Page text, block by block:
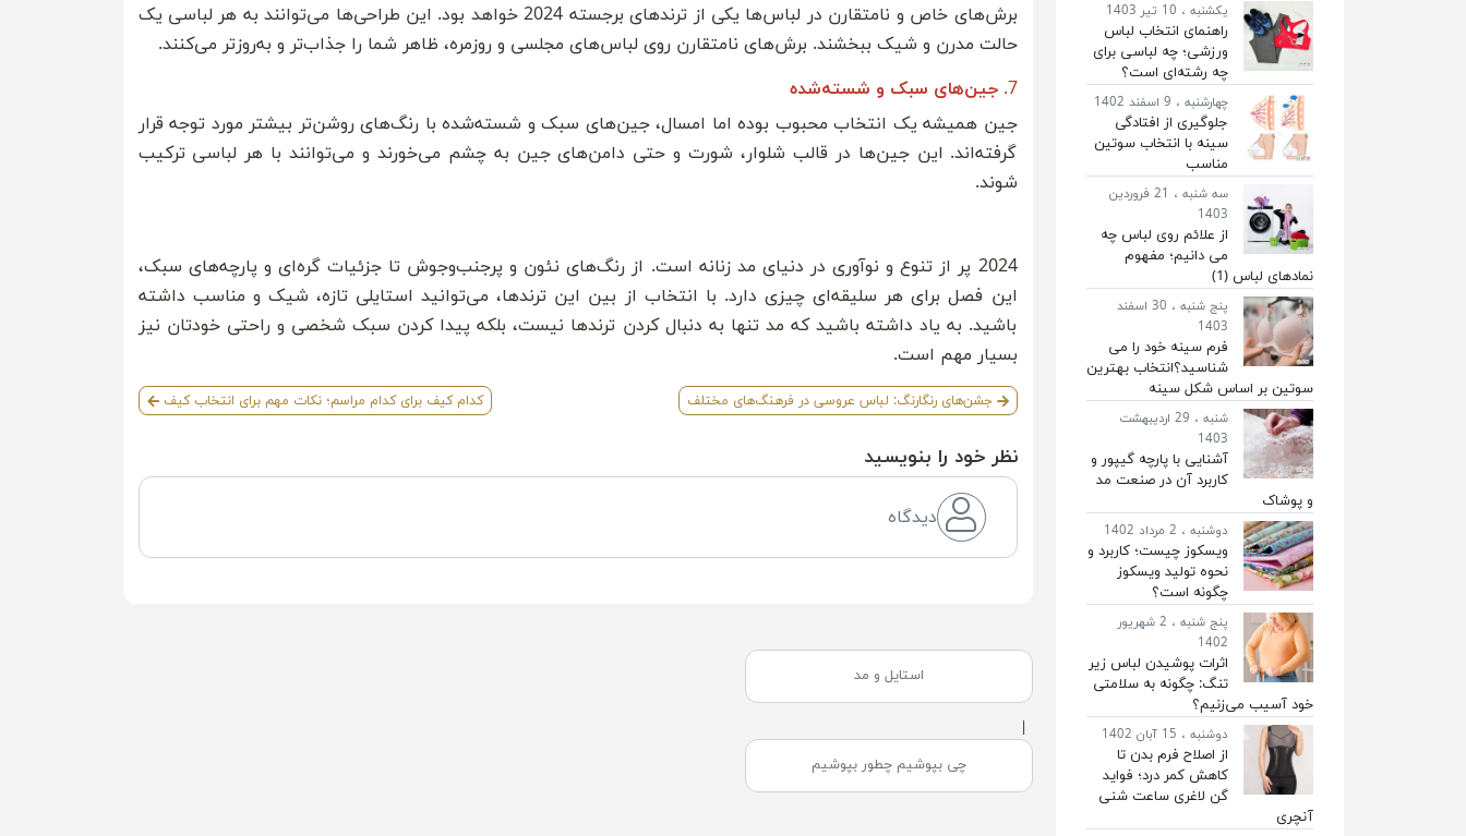
یکشنبه ، 10 تیر 1403
راهنمای انتخاب لباس
ورزشی؛ چه لباسی برای
چه رشته‌ای است؟
چهارشنبه ، 9 اسفند 1402
جلوگیری از افتادگی
سینه با انتخاب سوتین
مناسب
سه شنبه ، 21 فروردین
1403
از علائم روی لباس چه
می دانیم؛ مفهوم
نمادهای لباس (1)
پنج شنبه ، 30 اسفند
1403
فرم سینه خود را می
شناسید؟انتخاب بهترین
سوتین بر اساس شکل سینه‌
شنبه ، 29 اردیبهشت
1403
آشنایی با پارچه گیپور و
کاربرد آن در صنعت مد
و پوشاک
دوشنبه ، 2 مرداد 1402
ویسکوز چیست؛ کاربرد و
نحوه تولید ویسکوز
چگونه است؟
پنج شنبه ، 2 شهریور
1402
اثرات پوشیدن لباس‌ زیر
تنگ: چگونه به سلامتی
خود آسیب می‌زنیم؟
دوشنبه ، 15 آبان 1402
از اصلاح فرم بدن تا
کاهش کمر درد؛ فواید
گن لاغری ساعت شنی
آنچری
برش‌های خاص و نامتقارن در لباس‌ها یکی از ترندهای برجسته 2024 خواهد بود. این طراحی‌ها می‌توانند به هر لباسی یک
حالت مدرن و شیک ببخشند. برش‌های نامتقارن روی لباس‌های مجلسی و روزمره، ظاهر شما را جذاب‌تر و به‌روزتر می‌کنند.
7. جین‌های سبک و شسته‌شده
جین همیشه یک انتخاب محبوب بوده اما امسال، جین‌های سبک و شسته‌شده با رنگ‌های روشن‌تر بیشتر مورد توجه قرار
گرفته‌اند. این جین‌ها در قالب شلوار، شورت و حتی دامن‌های جین به چشم می‌خورند و می‌توانند با هر لباسی ترکیب
شوند.
2024 پر از تنوع و نوآوری در دنیای مد زنانه است. از رنگ‌های نئون و پرجنب‌وجوش تا جزئیات گره‌ای و پارچه‌های سبک،
این فصل برای هر سلیقه‌ای چیزی دارد. با انتخاب از بین این ترندها، می‌توانید استایلی تازه، شیک و مناسب داشته
باشید. به یاد داشته باشید که مد تنها به دنبال کردن ترندها نیست، بلکه پیدا کردن سبک شخصی و راحتی خودتان نیز
بسیار مهم است.
جشن‌های رنگارنگ: لباس عروسی در فرهنگ‌های مختلف کدام کیف برای کدام مراسم؛ نکات مهم برای انتخاب کیف
نظر خود را بنویسید
دیدگاه
استایل و مد
چی بپوشیم چطور بپوشیم